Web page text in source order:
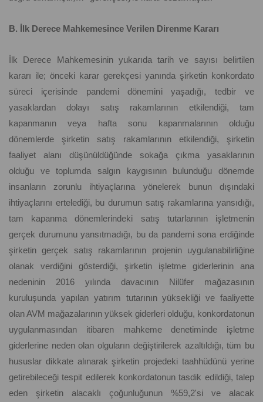
B. İlk Derece Mahkemesince Verilen Direnme Kararı
İlk Derece Mahkemesinin yukarıda tarih ve sayısı belirtilen
kararı ile; önceki karar gerekçesi yanında şirketin konkordato
süreci içerisinde pandemi dönemini yaşadığı, tedbir ve
yasaklardan dolayı satış rakamlarının etkilendiği, tam
kapanmanın veya hafta sonu kapanmalarının olduğu
dönemlerde şirketin satış rakamlarının etkilendiği, şirketin
faaliyet alanı düşünüldüğünde sokağa çıkma yasaklarının
olduğu ve toplumda salgın kaygısının bulunduğu dönemde
insanların zorunlu ihtiyaçlarına yönelerek bunun dışındaki
ihtiyaçlarını ertelediği, bu durumun satış rakamlarına yansıdığı,
tam kapanma dönemlerindeki satış tutarlarının işletmenin
gerçek durumunu yansıtmadığı, bu da pandemi sona erdiğinde
şirketin gerçek satış rakamlarının projenin uygulanabilirliğine
olanak verdiğini gösterdiği, şirketin işletme giderlerinin ana
nedeninin 2016 yılında davacının Nilüfer mağazasının
kuruluşunda yapılan yatırım tutarının yüksekliği ve faaliyette
olan AVM mağazalarının yüksek giderleri olduğu, konkordatonun
uygulanmasından itibaren mahkeme denetiminde işletme
giderlerine neden olan olguların değiştirilerek azaltıldığı, tüm bu
hususlar dikkate alınarak şirketin projedeki taahhüdünü yerine
getirebileceği tespit edilerek konkordatonun tasdik edildiği, talep
eden şirketin alacaklı çoğunluğunun %59,2'si ve alacak